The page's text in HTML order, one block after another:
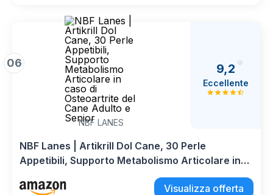
06
NBF LANES
9,2
Eccellente
NBF Lanes | Artikrill Dol Cane, 30 Perle
Appetibili, Supporto Metabolismo Articolare in
caso di Osteoartrite del Cane Adulto e Senior
Visualizza offerta